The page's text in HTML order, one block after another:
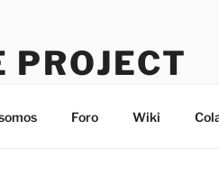
PROJECT
Foro Wiki